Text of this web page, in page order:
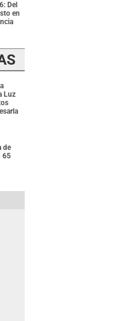
Del
en
Luz
de
65